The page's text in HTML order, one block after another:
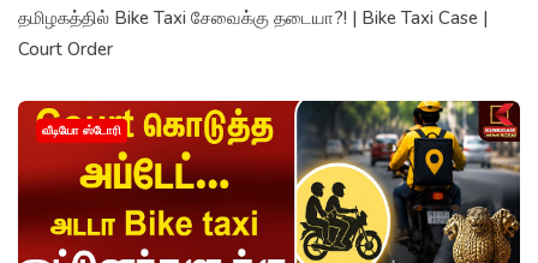
தமிழகத்தில் Bike Taxi சேவைக்கு தடையா?! | Bike Taxi Case |
Court Order
வீடியோ ஸ்டோரி